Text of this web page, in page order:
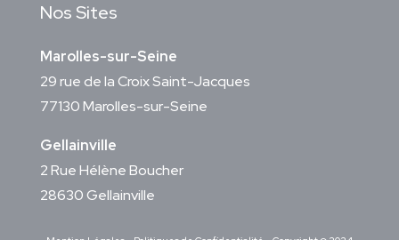
Nos Sites
Marolles-sur-Seine
29 rue de la Croix Saint-Jacques
77130 Marolles-sur-Seine
Gellainville
2 Rue Hélène Boucher
28630 Gellainville